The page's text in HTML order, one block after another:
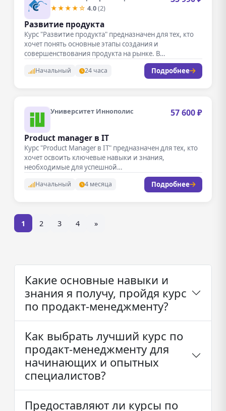
★★★★☆ 4.0(2)
Развитие продукта
Курс "Развитие продукта" предназначен для тех, кто
хочет понять основные этапы создания и
совершенствования продукта на рынке. В…
Начальный 24 часа Подробнее
Университет Иннополис 57 600 ₽
Product manager в IT
Курс "Product Manager в IT" предназначен для тех, кто
хочет освоить ключевые навыки и знания,
необходимые для успешной…
Начальный 4 месяца Подробнее
1 2 3 4 »
Какие основные навыки и
знания я получу, пройдя курс
по продакт-менеджменту?
Как выбрать лучший курс по
продакт-менеджменту для
начинающих и опытных
специалистов?
Предоставляют ли курсы по